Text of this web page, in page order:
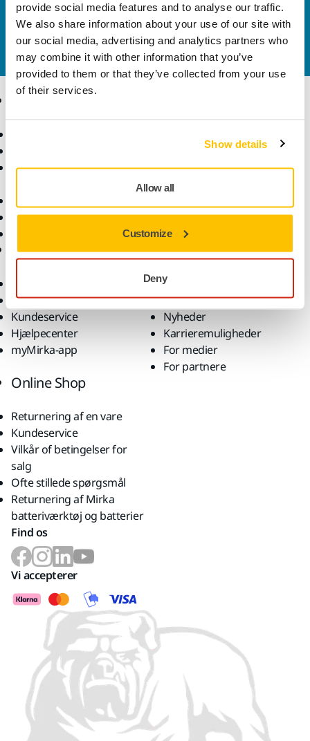
provide social media features and to analyse our traffic.
We also share information about your use of our site with
our social media, advertising and analytics partners who
may combine it with other information that you’ve
provided to them or that they’ve collected from your use
of their services.
Show details
Allow all
Customize
Deny
Kontakt os
Vil du gerne vide mere?
Kontakt os,
så vil vores
ekspertsupportteam besvare dine spørgsmål.
Produkter
Slibematerialer og
Superslibematerialer
Anvendelsesformål
Løsninger
Support
Garantibetingelser
Kundeservice
Hjælpecenter
myMirka-app
Virksomhed
Om os
Kontakt os
Nyheder
Karrieremuligheder
For medier
For partnere
Online Shop
Returnering af en vare
Kundeservice
Vilkår of betingelser for
salg
Ofte stillede spørgsmål
Returnering af Mirka
batteriværktøj og batterier
Find os
Vi accepterer